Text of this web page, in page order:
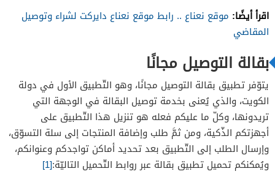
اقرأ أيضًا: موقع نعناع .. رابط موقع نعناع دايركت لشراء وتوصيل
المقاضي
بقالة التوصيل مجانًا
يتوّفر تطبيق بقالة التوصيل مجانًا، وهو التّطبيق الأول في دولة
الكويت، والذي يُعنى بخدمة توصيل البقالة في الوجهة التي
تريدونها، وكلّ ما عليكم فعله هو تنزيل هذا التّطبيق على
أجهزتكم الذّكية، ومن ثمَّ طلب وإضافة المنتجات إلى سلة التسوّق،
وإرسال الطلب إلى التّطبيق بعد تحديد أماكن تواجدكم وعنوانكم،
ويُمكنكم تحميل تطبيق بقالة عبر روابط التّحميل التاليّة:[1]